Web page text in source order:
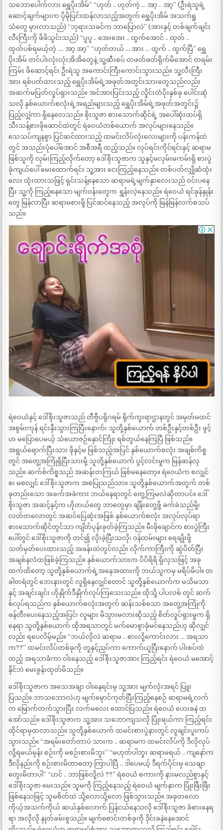
သဘောပေါက်လား ရွှေပိုးအိမ်” “ဟုတ် .. ဟုတ်ကဲ့ … အာ့ .. အာ့” (ဦးရဲသူရဲ့
ဆောင့်ချက်များက ပိုမိုပြင်းထန်လာသည့်အတွက် ရွှေပိုးအိမ် အသက်ရှု
သံတွေ မှားလာသည်) “ဘုရားသခင်က ဘာပြောလဲ” (အားနှင့် တစ်ချက်ချင်း
လီးကြီးကို ဖိဖိသွင်းသည်) “ပူပူ .. အေးအေး .. ထွက်အောင် .. ထုတ် ..
ထုတ်ပစ်ရမယ့်တဲ့ …. အာ့ အာ့” “ဟုတ်တယ် … အား … ထွက် .. ထွက်ပြီ” ရွှေ
ပိုးအိမ် တင်ပါးလုံးလုံးအိအိတွေနဲ့ သူ့ဆီးစပ် တဖတ်ဖတ်ရိုက်မိအောင် တရမ်း
ကြမ်း ဖိဆောင့်ရင်း ဦးရဲသူ အကောင်းကြီးကောင်းသွားသည်။ သူ့လီးကြီး
အား ရစ်ပတ်ထားသည့် ရွှေပိုးအိမ်ရဲ့အဖုတ်အတွင်းသားတွေသည်လည်း
အဆက်မပြတ်လှုပ်ရှားသည်။ အင်အားပြင်းသည့် လှိုင်းတံပိုးနှစ်ခု ပေါင်းဆုံ
သလို နှစ်ယောက်စလုံးရဲ့အရည်များသည့် ရွှေပိုးအိမ်ရဲ့အဖုတ်အတွင်း၌
ပြည့်လျှံကာ ရှိနေလေသည်။ စိုးသူဇာ စားသောက်ဆိုင်ရဲ့ အပေါ်ဆုံးထပ်ရှိ
သီးသန့်စားဖိုဆောင်ထဲတွင် ရဲဝေယံတစ်ယောက် အလုပ်များနေသည်။
သေသပ်ကျနစွာ ပြင်ဆင်ထားသည့် ထမင်းလိပ်လုံးလေးများကို ပန်းကန်ထဲ
တွင် အသည်းပုံပေါ်အောင် အစီအရီ ထည့်သည်။ လုပ်ရင်းကိုင်ရင်းနှင့် ဆရာမ
ဖြစ်သူကို လှမ်းကြည့်လိုက်တော့ ဒေါ်စိုးသူဇာက သူနှင့်မလှမ်းမကမ်းရှိ စားပွဲ
ခုံကျယ်ပေါ် မေးထောက်ရင်း သူ့အား ငေးကြည့်နေသည်။ တစ်ပတ်လျှိုဆံထုံး
လေး ထုံးထားသဖြင့် ရှင်းသန့်နေသော ဆရာမရဲ့မျက်နှာလေးသည် ဝင်းပနေ
ပြီး သူ့ကို ကြည့်နေသော မျက်ဝန်းတွေက ရွှန်းလဲ့နေသည်။ ရဲဝေယံ ရင်ခုန်နှုန်း
တွေ မြန်လာပြီး ဆရာမစားဖို့ ပြင်ဆင်နေသည့် အလုပ်ကို မြန်မြန်လက်စသပ်
သည်။
ရဲဝေယံနှင့် ဒေါ်စိုးသူဇာသည် တီဗွီပရိုဂရမ် ရိုက်ကူးရာဌာနတွင် အမှတ်မထင်
အစွမ်းကုန် ရင်းနှီးသွားကြပြီးနောက်၊ သူတို့နှစ်ယောက် တစ်ဦးနှင့်တစ်ဦး ဖွင့်
ဟ မပြောပေမယ့် သံယောဇဉ်နှောင်ကြိုး ရစ်တွယ်နေကြပြီ ဖြစ်သည်။
အရွယ်ရောက်ပြီးသား ဖိုနှင့်မ ဖြစ်သည့်အပြင် နှစ်ယောက်စလုံး အချစ်ကိစ္စ
တွင် အတွေ့အကြုံရှိပြီးသားမို့ သူတို့နှစ်ယောက် ပွင့်လင်းမှုက မြန်ဆန်လှ
သည်။ ဆက်စ်ကိစ္စသည် အဆန်းတကြယ် ဖြစ်မနေတော့။ ရဲဝေယံက စလျှင်
စ၊ မစလျှင် ဒေါ်စိုးသူဇာက အစပြုသည်သာ။ သူတို့နှစ်ယောက်အတွက် တစ်
ခုတည်းသော အခက်အခဲကား ဘယ်နေရာတွင် တွေ့ကြမလဲဆိုတာပင်။ ဒေါ်
စိုးသူဇာ အဆင့်နှင့်က ဟိုတယ်တွေ ဘာတွေမှာ ချိန်းတွေ့ဖို့ ခက်ခဲသည်မို့၊
လတ်တလောတွင် အဆင်ပြေဆုံးအဖြစ် နှစ်ယောက်စလုံး အလုပ်လုပ်ရာ
စားသောက်ဆိုင်တွင်သာ ကျိတ်ပုန်းခုတ်ခဲ့ကြသည်။ မီးဖိုချောင်က စားပွဲကြီး
ပေါ်တွင် ဒေါ်စိုးသူဇာကို တင်၍ လိုးခဲ့ပြီးသလို၊ ဝန်ထမ်းများ ရေချိုးဖို့
သတ်မှတ်ပေးထားသည့် အခန်းထဲတွင်လည်း လိုက်ကာကြီးကို ဆွဲပိတ်ပြီး
အချစ်နလံထဖြစ်ခဲ့ကြသည်။ နှစ်ယောက်သားက ပိပိရိရိ ရှိလှသဖြင့် အခု
ထက်ထိတော့ သူတို့နှစ်ယောက်ရဲ့အနေအထားကို ဘယ်သူကမှ မရိပ်မိပါ။ တ
ခါတရံတွင် ဘေးနားတွင် လူရှိနေလျှင်တောင် သူတို့နှစ်ယောက်က မသိမသာ
နှင့် အချင်းချင်း ဟိုနှိုက်ဒီနှိုက်လုပ်ကြသေးသည်။ ထိုသို့ ပါပလစ် တွင် ဆက်
စ်လုပ်ရသည်က နှစ်ယောက်စလုံးအတွက် ဆန်းသစ်သော အတွေ့အကြုံကို
ဖန်တီးပေးနေသည့်အပြင်၊ လူများ မိသွားမလားဆိုသည့် စိတ်လှုပ်ရှားမှုက ရှိ
နေရာ သူတို့နှစ်ယောက် ထိုအရသာတွင် မက်မောစွာခုံမင်နေသည်ဟု ဆိုလျှင်
လည်း ရပေလိမ့်မည်။ “ဘယ်လိုလဲ ဆရာမ .. စားလို့ကောင်းလား … အရသာ
က??” ထမင်းလိပ်တစ်ခုကို တူနှင့်ညှပ်ကာ ကောက်ယူပြီးနောက် ပါးစပ်ထဲ
ထည့် အရသာခံကာ ဝါးနေသည့် ဒေါ်စိုးသူဇာအား ကြည့်ရင်း ရဲဝေယံ မအောင့်
နိုင်ဘဲ မေးခွန်းထုတ်မိသည်။
ဒေါ်စိုးသူဇာက အသေအချာ ဝါးနေရင်းမှ သူ့အား မျက်လုံးအရင် ပြူး
ပြသည်။ ဘာသဘောလဲဟု မျက်မှောင်ကုတ်ပြီးကြည့်နေစဉ် ဆရာမရဲ့လက်
က မြောက်တက်သွားပြီး လက်မလေး ထောင်ပြသည်။ ရဲဝေယံ ဟေးခနဲ ထ
အော်သည်။ ဒေါ်စိုးသူဇာက သူ့အား သဘောကျသလို ပြုံးရယ်ကာ ကြည့်ရင်း
ထိုင်ရာမှထလာသည်။ သူတို့နှစ်ယောက် ထမင်းစားပွဲနားတွင် လူချင်းပူးကပ်
သွားသည်။ “အရမ်းတော်တာပဲ သားက .. ဆရာမက ထမင်းလိပ်ကို ဒီလိုလုပ်
လို့ရမယ်မှန်း စဉ်းကို မစဉ်းစားမိဘူး” “မဟုတ်ပါဘူး ဆရာမရယ် .. ကျနော်က
ဒီလိုနည်းကို စဉ်းစားမိတာတော့ ကြာပါပြီ .. ဒါပေမယ့် ဒီရက်ပိုင်းမှ သေချာ
တွေးမိတာပါ” “ဟင် .. ဘာဖြစ်လို့လဲ ??” ရဲဝေယံ စကားကို နားမလည်စွာနှင့်
ဒေါ်စိုးသူဇာ မေးသည်။ သူမကို ကြည့်နေသည့် ရဲဝေယံ မျက်နှာက ပြုံးဖြီးဖြီး
ဖြစ်နေသဖြင့် သူမစိတ်ထဲ သို့လောသို့လော ဖြစ်သွားသည်။ အခုတလော
ကိုယ့်အသက်ကိုယ် ဆယ်နှစ်လောက် ပြန်ငယ်နေသလို ဒေါ်စိုးသူဇာ ခံစားနေရ
ရာ အလိုလို နှုတ်ခမ်းစူသည်။ မျက်စောင်းတစ်ခုကို ဒိုင်းခနဲနေအောင်